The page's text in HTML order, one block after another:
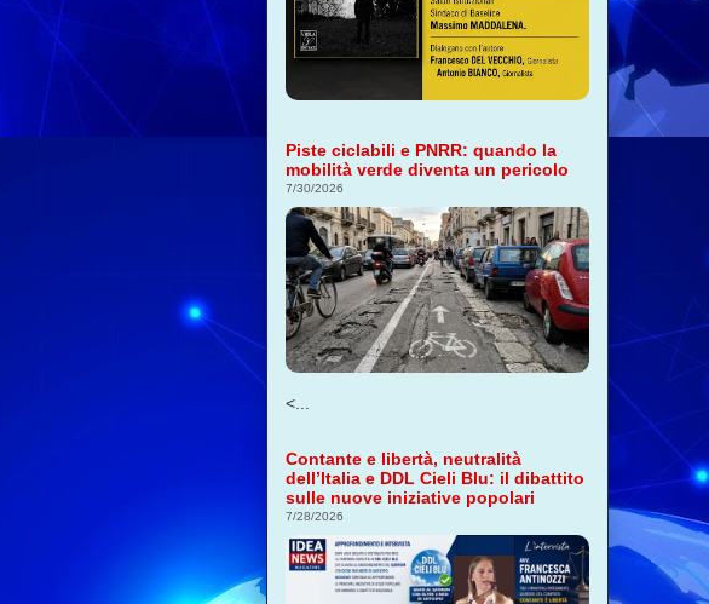
Piste ciclabili e PNRR: quando la
mobilità verde diventa un pericolo
7/30/2026
<...
Contante e libertà, neutralità
dell’Italia e DDL Cieli Blu: il dibattito
sulle nuove iniziative popolari
7/28/2026